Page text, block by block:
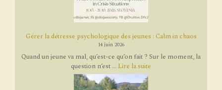
Gérer la détresse psychologique des jeunes : Calm in chaos
14 juin 2026
Quand un jeune va mal, qu’est-ce qu’on fait ? Sur le moment, la
question n’est ... Lire la suite